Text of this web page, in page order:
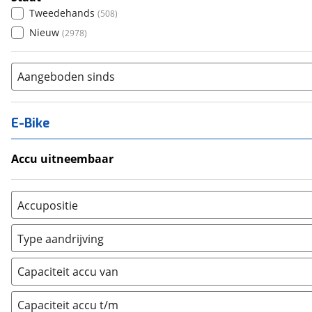
Tweedehands (508)
Nieuw (2978)
Aangeboden sinds
E-Bike
Accu uitneembaar
Nee, vast (22)
Accupositie
Bagagedrager (1)
Frame (0 )
Vloer (0
Achterbank (0)
Kofferbak (0)
Type aandrijving
Achterwiel (1)
Trapas
Voorwiel
Capaciteit accu van
Capaciteit accu t/m